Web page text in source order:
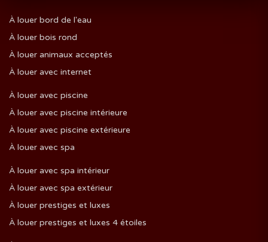
À louer bord de l'eau
À louer bois rond
À louer animaux acceptés
À louer avec internet
À louer avec piscine
À louer avec piscine intérieure
À louer avec piscine extérieure
À louer avec spa
À louer avec spa intérieur
À louer avec spa extérieur
À louer prestiges et luxes
À louer prestiges et luxes 4 étoiles